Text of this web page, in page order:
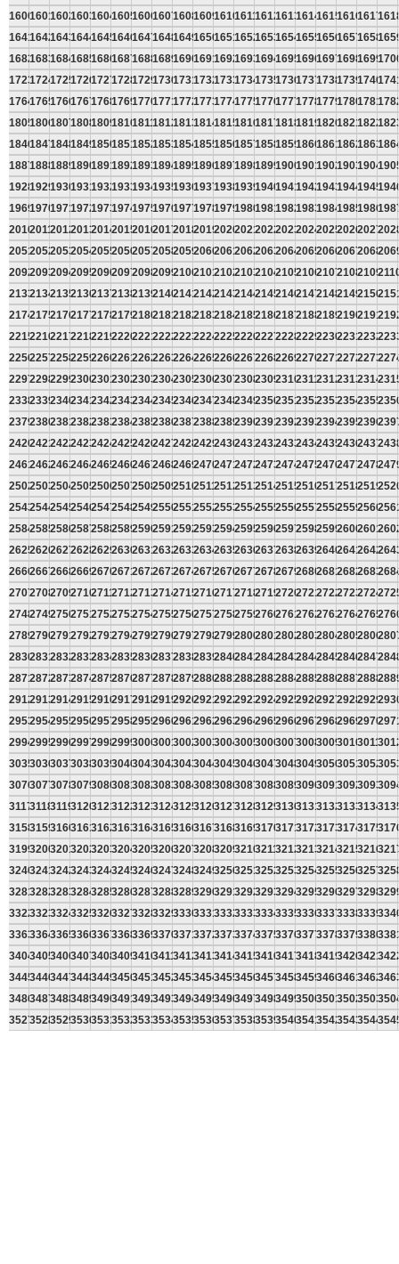
160016011602160316041605160616071608160916101611161216131614161516161617
164116421643164416451646164716481649165016511652165316541655165616571658
168216831684168516861687168816891690169116921693169416951696169716981699
172317241725172617271728172917301731173217331734173517361737173817391740
176417651766176717681769177017711772177317741775177617771778177917801781
180518061807180818091810181118121813181418151816181718181819182018211822
184618471848184918501851185218531854185518561857185818591860186118621863
188718881889189018911892189318941895189618971898189919001901190219031904
192819291930193119321933193419351936193719381939194019411942194319441945
196919701971197219731974197519761977197819791980198119821983198419851986
201020112012201320142015201620172018201920202021202220232024202520262027
205120522053205420552056205720582059206020612062206320642065206620672068
209220932094209520962097209820992100210121022103210421052106210721082109
213321342135213621372138213921402141214221432144214521462147214821492150
217421752176217721782179218021812182218321842185218621872188218921902191
221522162217221822192220222122222223222422252226222722282229223022312232
225622572258225922602261226222632264226522662267226822692270227122722273
229722982299230023012302230323042305230623072308230923102311231223132314
233823392340234123422343234423452346234723482349235023512352235323542355
237923802381238223832384238523862387238823892390239123922393239423952396
242024212422242324242425242624272428242924302431243224332434243524362437
246124622463246424652466246724682469247024712472247324742475247624772478
250225032504250525062507250825092510251125122513251425152516251725182519
254325442545254625472548254925502551255225532554255525562557255825592560
258425852586258725882589259025912592259325942595259625972598259926002601
262526262627262826292630263126322633263426352636263726382639264026412642
266626672668266926702671267226732674267526762677267826792680268126822683
270727082709271027112712271327142715271627172718271927202721272227232724
274827492750275127522753275427552756275727582759276027612762276327642765
278927902791279227932794279527962797279827992800280128022803280428052806
283028312832283328342835283628372838283928402841284228432844284528462847
287128722873287428752876287728782879288028812882288328842885288628872888
291229132914291529162917291829192920292129222923292429252926292729282929
295329542955295629572958295929602961296229632964296529662967296829692970
299429952996299729982999300030013002300330043005300630073008300930103011
303530363037303830393040304130423043304430453046304730483049305030513052
307630773078307930803081308230833084308530863087308830893090309130923093
311731183119312031213122312331243125312631273128312931303131313231333134
315831593160316131623163316431653166316731683169317031713172317331743175
319932003201320232033204320532063207320832093210321132123213321432153216
324032413242324332443245324632473248324932503251325232533254325532563257
328132823283328432853286328732883289329032913292329332943295329632973298
332233233324332533263327332833293330333133323333333433353336333733383339
336333643365336633673368336933703371337233733374337533763377337833793380
340434053406340734083409341034113412341334143415341634173418341934203421
344534463447344834493450345134523453345434553456345734583459346034613462
348634873488348934903491349234933494349534963497349834993500350135023503
352735283529353035313532353335343535353635373538353935403541354235433544